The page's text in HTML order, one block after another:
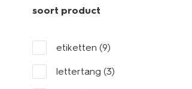
soort product
etiketten (9)
lettertang (3)